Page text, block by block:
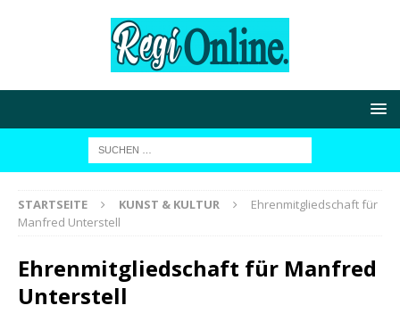
STARTSEITE KUNST & KULTUR
Ehrenmitgliedschaft für
Manfred Unterstell
Ehrenmitgliedschaft für Manfred
Unterstell